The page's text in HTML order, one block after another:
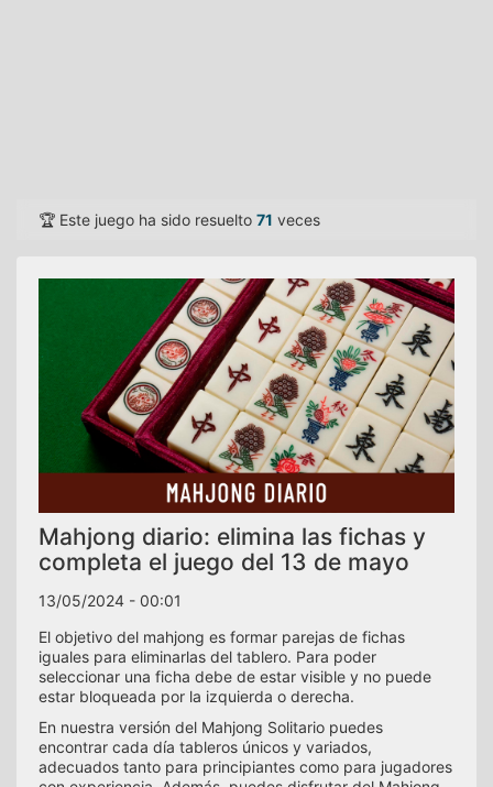
🏆 Este juego ha sido resuelto 71 veces
Mahjong diario: elimina las fichas y
completa el juego del 13 de mayo
13/05/2024 - 00:01
El objetivo del mahjong es formar parejas de fichas
iguales para eliminarlas del tablero. Para poder
seleccionar una ficha debe de estar visible y no puede
estar bloqueada por la izquierda o derecha.
En nuestra versión del Mahjong Solitario puedes
encontrar cada día tableros únicos y variados,
adecuados tanto para principiantes como para jugadores